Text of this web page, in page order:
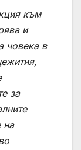
към
и
човека в
за
на